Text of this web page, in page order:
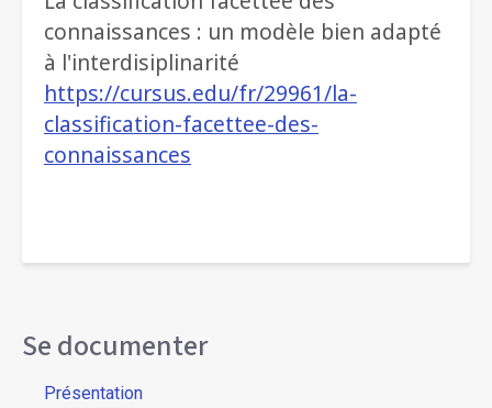
connaissances : un modèle bien adapté
à l'interdisiplinarité
https://cursus.edu/fr/29961/la-
classification-facettee-des-
connaissances
Se documenter
Présentation